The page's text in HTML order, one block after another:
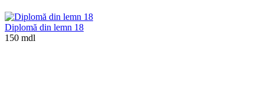
Diplomă din lemn 18
150 mdl